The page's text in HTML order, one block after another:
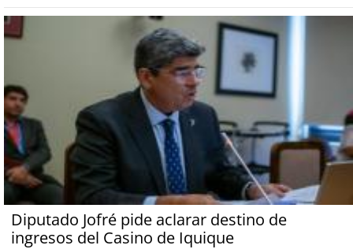
Diputado Jofré pide aclarar destino de
ingresos del Casino de Iquique